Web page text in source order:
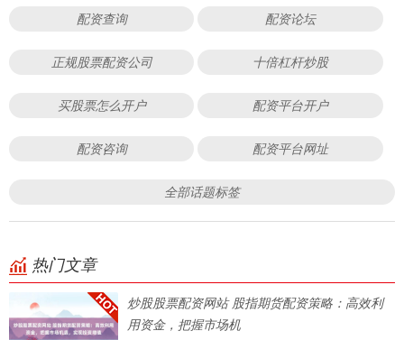
配资查询 配资论坛
正规股票配资公司 十倍杠杆炒股
买股票怎么开户 配资平台开户
配资咨询 配资平台网址
全部话题标签
热门文章
炒股股票配资网站 股指期货配资策略：高效利
用资金，把握市场机